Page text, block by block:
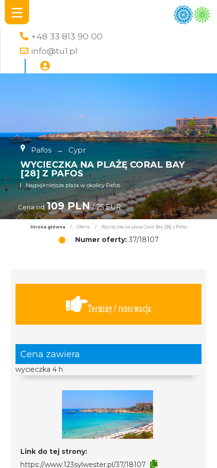
+48 33 813 90 00
info@tu1.pl
Pafos → Cypr
WYCIECZKA NA PLAŻĘ CORAL BAY
[28] Z PAFOS
Najpiękniejsza plaża w okolicy Pafos
Cena od 109 PLN/ 25 EUR
Strona główna / Oferta / Wycieczka na plażę Coral Bay [28] z Pafos
Numer oferty:37/18107
Terminy / rezerwacja
Cena zawiera
wycieczka 4 h
Link do tej strony:
https://www.123sylwester.pl/37/18107